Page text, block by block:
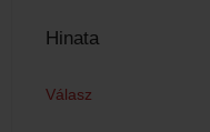
Hinata
Válasz